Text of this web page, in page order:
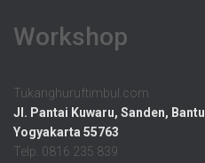
Workshop
Tukanghuruftimbul.com
Jl. Pantai Kuwaru, Sanden, Bantul
Yogyakarta 55763
Telp. 0816 235 839